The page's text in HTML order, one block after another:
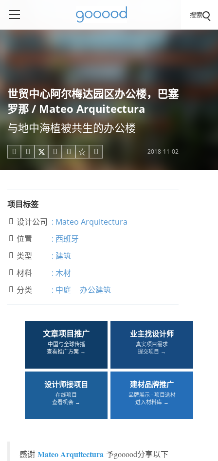
搜索
世贸中心阿尔梅达园区办公楼，巴塞
罗那 / Mateo Arquitectura
与地中海植被共生的办公楼
     2018-11-02
项目标签
 设计公司 : Mateo Arquitectura
 位置 : 西班牙
 类型 : 建筑
 材料 : 木材
 分类 : 中庭 办公建筑
文章项目推广
中国与全球传播
查看推广方案 →
业主找设计师
真实项目需求
提交项目 →
设计师接项目
在线项目
查看机会 →
建材品牌推广
品牌展示 · 项目选材
进入材料库 →
感谢 Mateo Arquitectura 予gooood分享以下